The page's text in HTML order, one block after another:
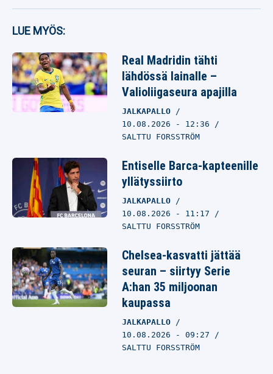
LUE MYÖS:
Real Madridin tähti
lähdössä lainalle –
Valioliigaseura apajilla
JALKAPALLO
10.08.2026 - 12:36
SALTTU FORSSTRÖM
Entiselle Barca-kapteenille
yllätyssiirto
JALKAPALLO
10.08.2026 - 11:17
SALTTU FORSSTRÖM
Chelsea-kasvatti jättää
seuran – siirtyy Serie
A:han 35 miljoonan
kaupassa
JALKAPALLO
10.08.2026 - 09:27
SALTTU FORSSTRÖM